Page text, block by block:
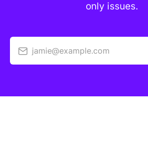
only issues.
jamie@example.com